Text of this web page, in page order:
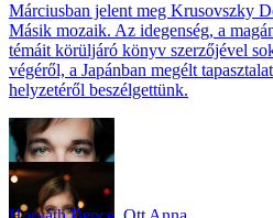
Márciusban jelent meg Krusovszky
Másik mozaik. Az idegenség, a
témáit körüljáró könyv szerzőjével
végéről, a Japánban megélt
helyzetéről beszélgettünk.